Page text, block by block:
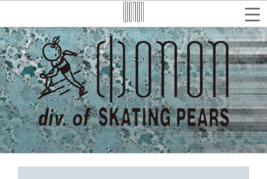
テ
ン
ツ
へ
ス
キ
ッ
プ
検
索